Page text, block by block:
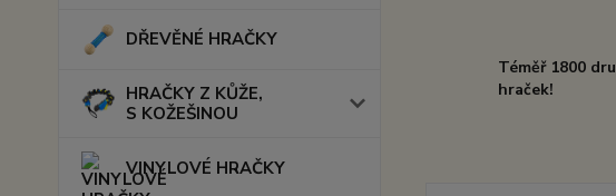
DŘEVĚNÉ HRAČKY
HRAČKY Z KŮŽE,
S KOŽEŠINOU
VINYLOVÉ HRAČKY
Téměř 1800
hraček!